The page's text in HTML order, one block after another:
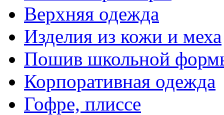
Верхняя одежда
Изделия из кожи и меха
Пошив школьной
Корпоративная одежда
Гофре, плиссе